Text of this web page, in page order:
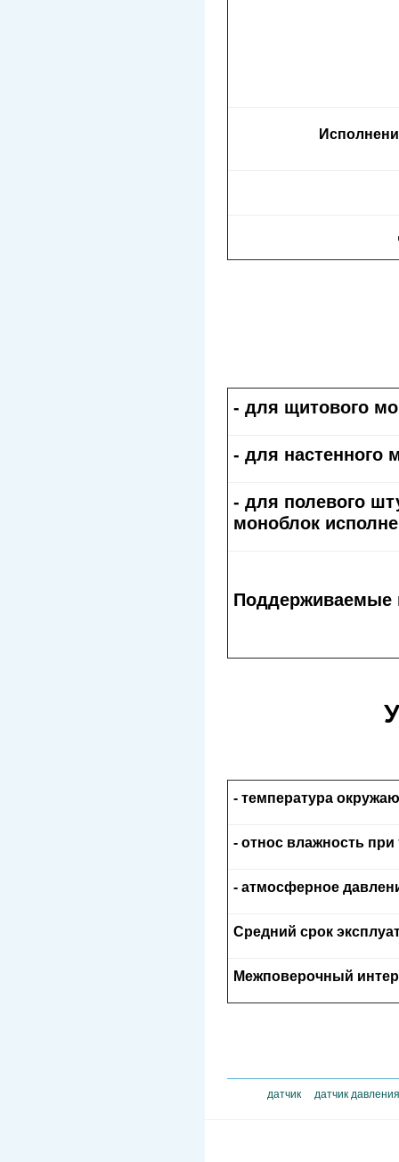
- для щитового
- для настенного
- для полевого
моноблок
Поддерживаемые
- температура
- относ влажность при
- атмосферное
Средний срок
Межповерочный
датчик датчик давления